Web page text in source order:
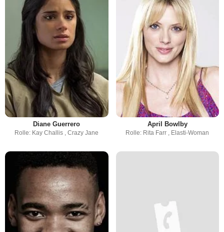
Diane Guerrero
Rolle: Kay Challis , Crazy Jane
April Bowlby
Rolle: Rita Farr , Elasti-Woman